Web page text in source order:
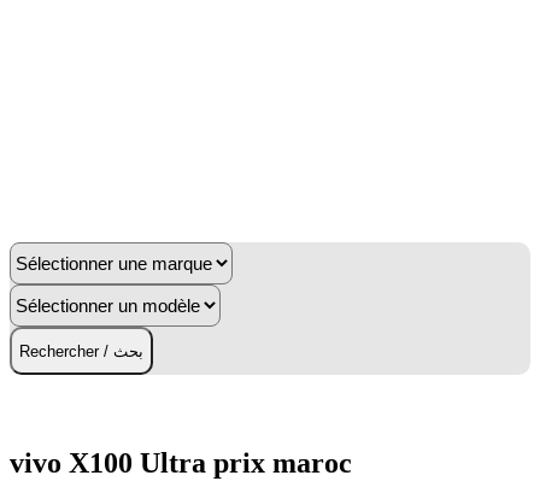
Rechercher / بحث
vivo X100 Ultra prix maroc